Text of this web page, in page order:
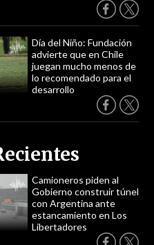
Día del Niño: Fundación
advierte que en Chile
juegan mucho menos de
lo recomendado para el
desarrollo
Camioneros piden al
Gobierno construir túnel
con Argentina ante
estancamiento en Los
Libertadores